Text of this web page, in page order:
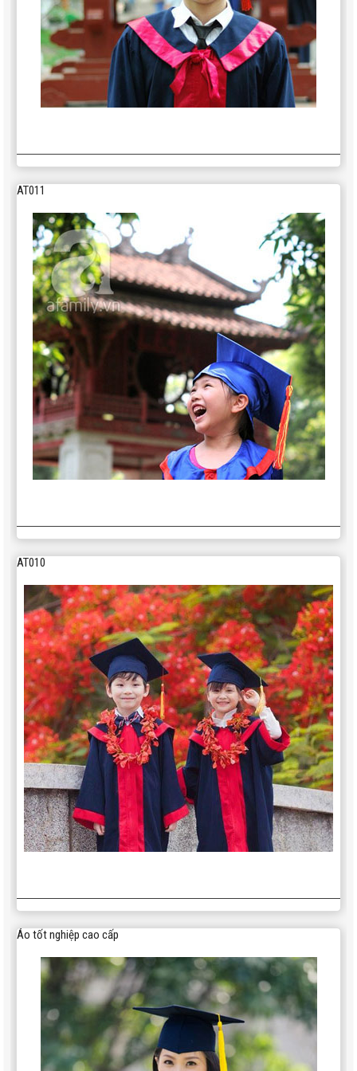
350,000
Áo gió cao cấp AG004
350,000
Áo sơ mi tay dài
350,000
AT011
AT010
Áo tốt nghiệp cao cấp